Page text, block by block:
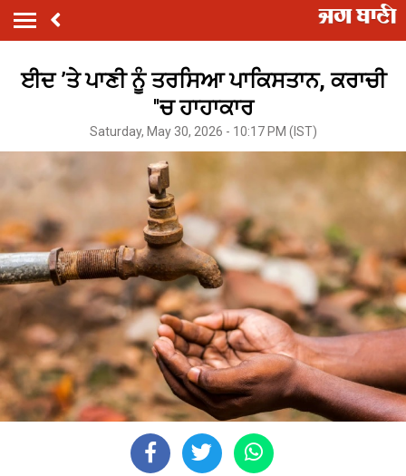
ਈਦ ’ਤੇ ਪਾਣੀ ਨੂੰ ਤਰਸਿਆ ਪਾਕਿਸਤਾਨ, ਕਰਾਚੀ
''ਚ ਹਾਹਾਕਾਰ
Saturday, May 30, 2026 - 10:17 PM (IST)